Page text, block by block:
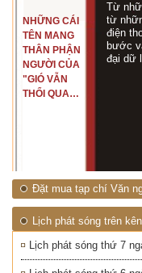
NHỮNG CÁI
TÊN MANG
THÂN PHẬN
NGƯỜI CỦA
"GIÓ VẪN
THỔI QUA
Từ
từ
điện
bước
đại dữ
Đặt mua tạp chí Văn
Lịch phát sóng trên
Lịch phát sóng thứ 7